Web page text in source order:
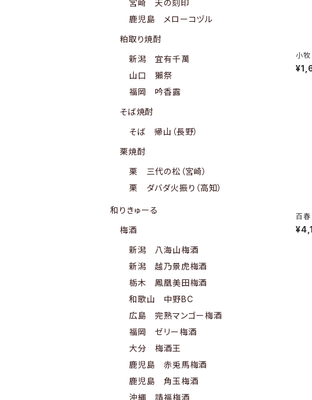
小
百
生
宮崎 天の刻印
鹿児島 メローコヅル
粕取り焼酎
新潟 宜有千萬
山口 獺祭
福岡 吟香露
そば焼酎
そば 帰山（長野）
栗焼酎
栗 三代の松（宮崎）
栗 ダバダ火振り（高知）
和りきゅーる
梅酒
新潟 八海山梅酒
新潟 越乃景虎梅酒
栃木 鳳凰美田梅酒
和歌山 中野BC
広島 完熟マンゴー梅酒
福岡 ゼリー梅酒
大分 梅酒王
鹿児島 赤兎馬梅酒
鹿児島 角玉梅酒
沖縄 請福梅酒